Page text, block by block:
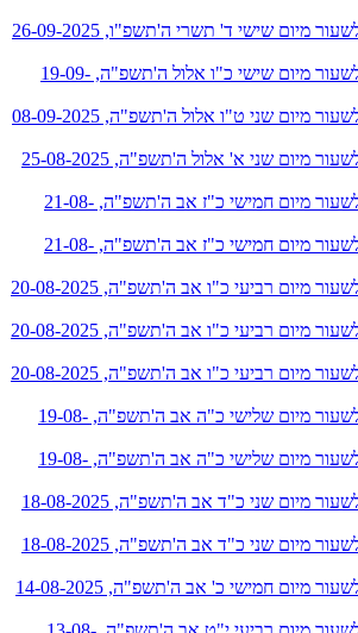
לחץ להאזנה לשעור מיום שישי ד' תשרי ה'תשפ"ו, 26-09-2025
לחץ להאזנה לשעור מיום שישי כ"ו אלול ה'תשפ"ה, 19-09-
לחץ להאזנה לשעור מיום שני ט"ו אלול ה'תשפ"ה, 08-09-2025
לחץ להאזנה לשעור מיום שני א' אלול ה'תשפ"ה, 25-08-2025
לחץ להאזנה לשעור מיום חמישי כ"ז אב ה'תשפ"ה, 21-08-
לחץ להאזנה לשעור מיום חמישי כ"ז אב ה'תשפ"ה, 21-08-
לחץ להאזנה לשעור מיום רביעי כ"ו אב ה'תשפ"ה, 20-08-2025
לחץ להאזנה לשעור מיום רביעי כ"ו אב ה'תשפ"ה, 20-08-2025
לחץ להאזנה לשעור מיום רביעי כ"ו אב ה'תשפ"ה, 20-08-2025
לחץ להאזנה לשעור מיום שלישי כ"ה אב ה'תשפ"ה, 19-08-
לחץ להאזנה לשעור מיום שלישי כ"ה אב ה'תשפ"ה, 19-08-
לחץ להאזנה לשעור מיום שני כ"ד אב ה'תשפ"ה, 18-08-2025
לחץ להאזנה לשעור מיום שני כ"ד אב ה'תשפ"ה, 18-08-2025
לחץ להאזנה לשעור מיום חמישי כ' אב ה'תשפ"ה, 14-08-2025